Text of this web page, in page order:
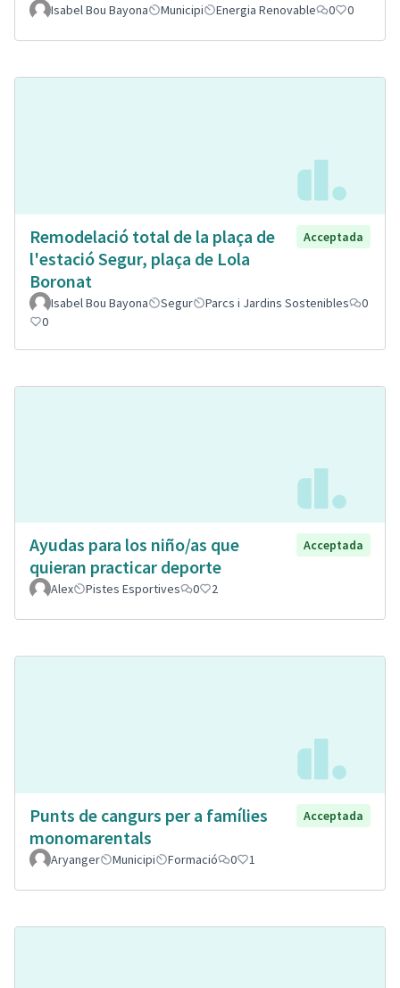
Isabel Bou Bayona Municipi Energia Renovable 0 0
Remodelació total de la plaça de
l'estació Segur, plaça de Lola
Boronat
Acceptada
Isabel Bou Bayona Segur Parcs i Jardins Sostenibles
0
0
Ayudas para los niño/as que
quieran practicar deporte
Acceptada
Alex Pistes Esportives 0 2
Punts de cangurs per a famílies
monomarentals
Acceptada
Aryanger Municipi Formació 0 1